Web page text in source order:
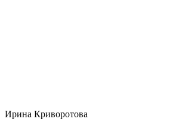
Ирина Криворотова